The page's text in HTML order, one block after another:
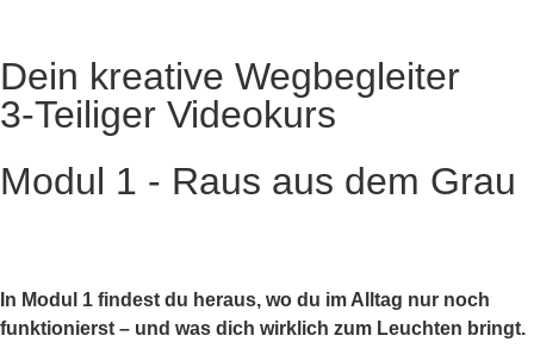
Dein kreative Wegbegleiter
3-Teiliger Videokurs​
Modul 1 - Raus aus dem Grau
In Modul 1 findest du heraus, wo du im Alltag nur noch
funktionierst – und was dich wirklich zum Leuchten bringt.